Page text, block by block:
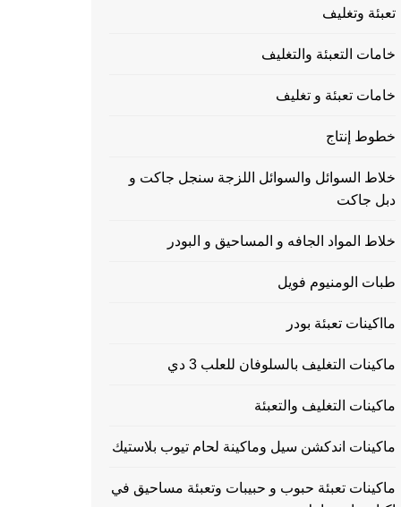
تعبئة وتغليف
خامات التعبئة والتغليف
خامات تعبئة و تغليف
خطوط إنتاج
خلاط السوائل والسوائل اللزجة سنجل جاكت و
دبل جاكت
خلاط المواد الجافه و المساحيق و البودر
طبات الومنيوم فويل
مااكينات تعبئة بودر
ماكينات التغليف بالسلوفان للعلب 3 دي
ماكينات التغليف والتعبئة
ماكينات اندكشن سيل وماكينة لحام تيوب بلاستيك
ماكينات تعبئة حبوب و حبيبات وتعبئة مساحيق في